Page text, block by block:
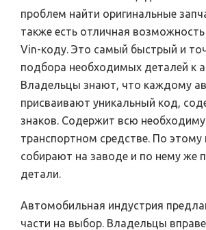
проблем найти оригинальные
также есть отличная возможность
Vin-коду. Это самый быстрый и
подбора необходимых деталей к
Владельцы знают, что каждому
присваивают уникальный код,
знаков. Содержит всю
транспортном средстве. По этому
собирают на заводе и по нему же
детали.
Автомобильная индустрия
части на выбор. Владельцы